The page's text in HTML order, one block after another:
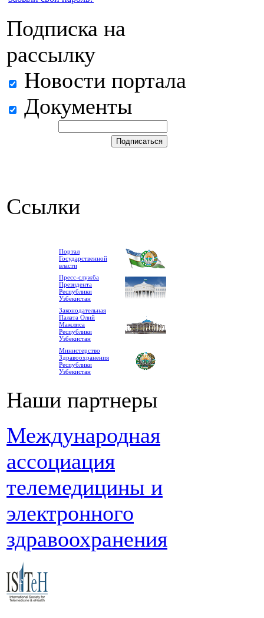
Подписка на
рассылку
Новости портала
Документы
Ссылки
Портал
Государственной
власти
Пресс-служба
Президента
Республики
Узбекистан
Законодательная
Палата Олий
Мажлиса
Республики
Узбекистан
Министерство
Здравоохранения
Республики
Узбекистан
Наши партнеры
Международная
ассоциация
телемедицины и
электронного
здравоохранения